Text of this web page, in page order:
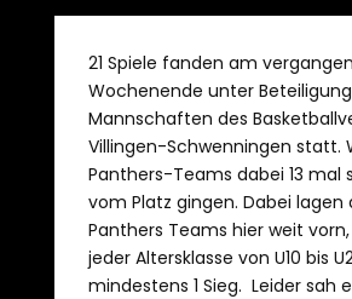
21 Spiele fanden am
Wochenende unter
Mannschaften des
Villingen-Schwenningen statt.
Panthers-Teams dabei 13 mal
vom Platz gingen. Dabei lagen
Panthers Teams hier weit
jeder Altersklasse von U10 bis
mindestens 1 Sieg. Leider sah